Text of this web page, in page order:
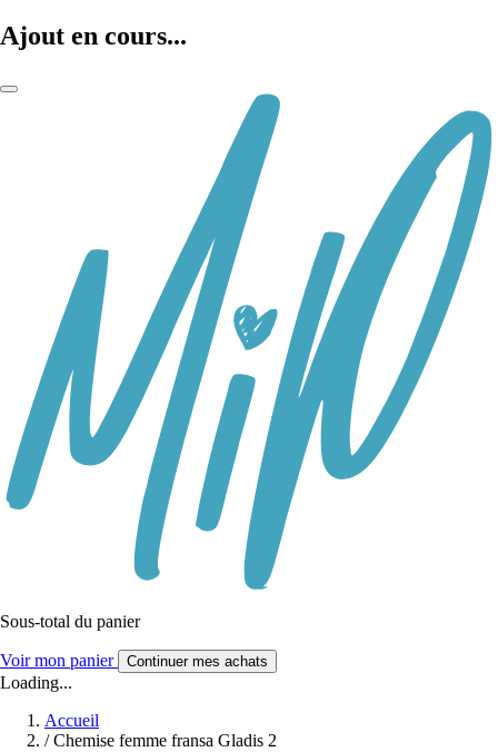
Ajout en cours...
Sous-total du panier
Voir mon panier Continuer mes achats
Loading...
Accueil
/ Chemise femme fransa Gladis 2